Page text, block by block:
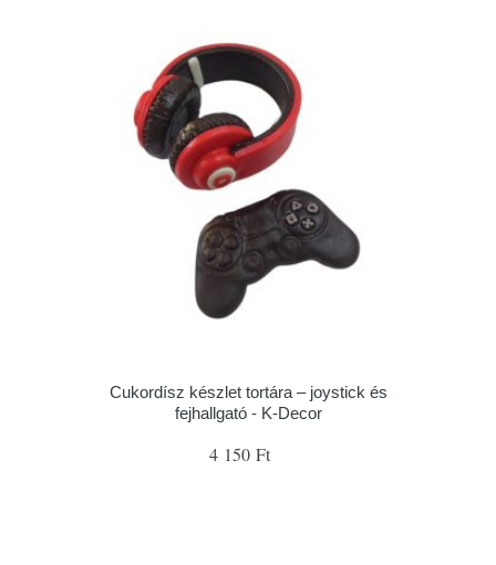
Cukordísz készlet tortára – joystick és
fejhallgató - K-Decor
4 150 Ft